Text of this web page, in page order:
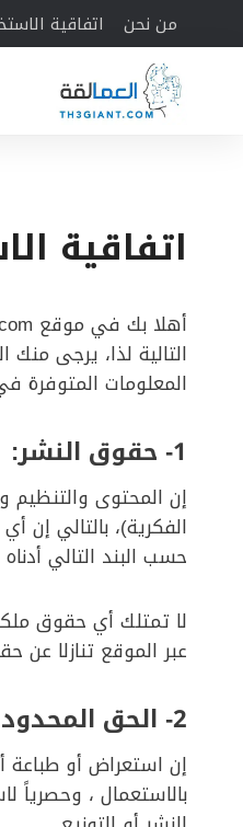
إلى
المحتوى
من نحن اتفاقية
اتفاقية
التالية لذا، يرجى
المعلومات المتوفرة
1- حقوق النشر :
إن المحتوى والتنظيم
الفكرية)، بالتالي إن
حسب البند التالي
لا تمتلك أي حقوق
عبر الموقع تنازلا عن
2- الحق
إن استعراض أو